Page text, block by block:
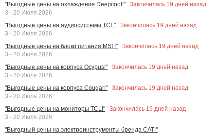
"Выгодные цены на охлаждение Deepcool!"
Закончилась 19 дней назад
3 - 20 Июля 2026
"Выгодные цены на аудиосистемы TCL"
Закончилась 19 дней назад
3 - 20 Июля 2026
"Выгодные цены на блоки питания MSI !"
Закончилась 19 дней назад
3 - 20 Июля 2026
"Выгодные цены на корпуса Ocypus!"
Закончилась 19 дней назад
3 - 20 Июля 2026
"Выгодные цены на корпуса Cougar!"
Закончилась 19 дней назад
3 - 20 Июля 2026
"Выгодные цены на мониторы TCL!"
Закончилась 19 дней назад
3 - 20 Июля 2026
"Выгодный цены на электроинструменты бренда CAT!"